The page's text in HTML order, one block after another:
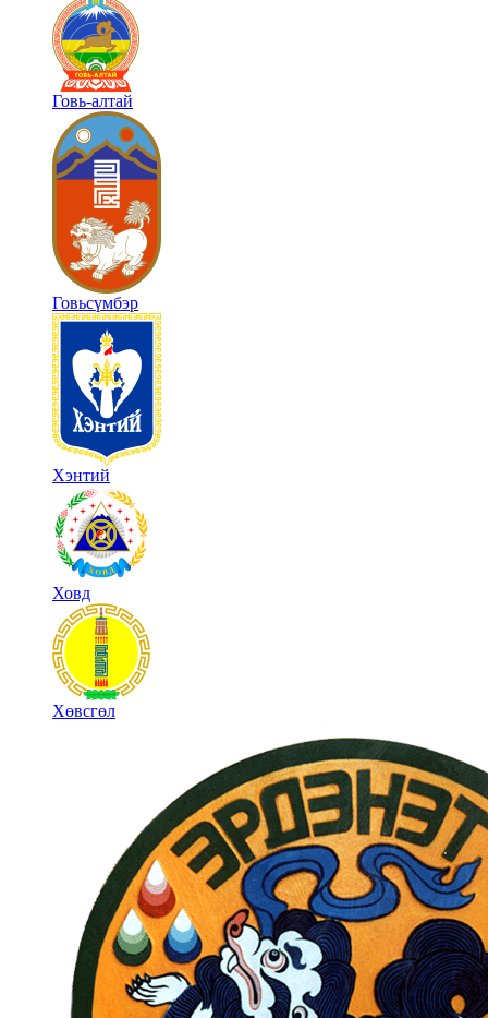
Говь-алтай
Говьсүмбэр
Хэнтий
Ховд
Хөвсгөл